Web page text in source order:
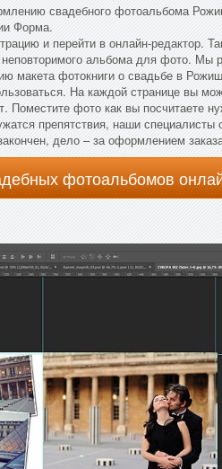
свадебного фотоальбома
Форма.
и перейти в онлайн-редактор.
альбома для фото. Мы
макета фотокниги о свадьбе в
На каждой странице вы
Поместите фото как вы посчитаете
препятствия, наши специалисты
дело – за оформлением
фотоальбомов